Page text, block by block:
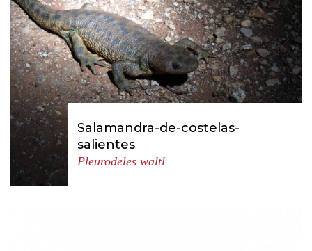
Salamandra-de-costelas-
salientes
Pleurodeles waltl